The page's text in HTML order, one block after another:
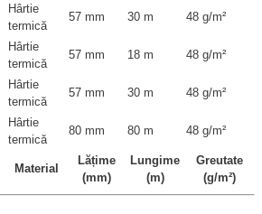
Hârtie
termică
57 mm 30 m 48 g/m²
Hârtie
termică
57 mm 18 m 48 g/m²
Hârtie
termică
57 mm 30 m 48 g/m²
Hârtie
termică
80 mm 80 m 48 g/m²
Material
Lățime
(mm)
Lungime
(m)
Greutate
(g/m²)